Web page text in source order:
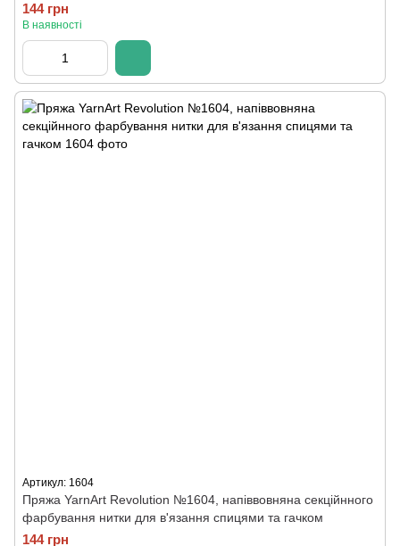
144 грн
В наявності
Артикул: 1604
Пряжа YarnArt Revolution №1604, напіввовняна секційнного
фарбування нитки для в'язання спицями та гачком
144 грн